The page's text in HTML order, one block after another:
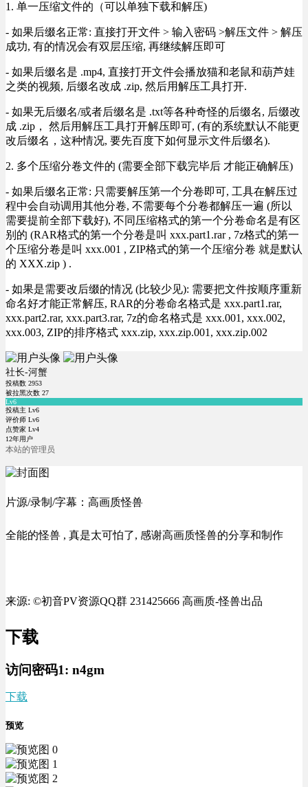
1. 单一压缩文件的（可以单独下载和解压)
- 如果后缀名正常: 直接打开文件 > 输入密码 >解压文件 > 解压
成功, 有的情况会有双层压缩, 再继续解压即可
- 如果后缀名是 .mp4, 直接打开文件会播放猫和老鼠和葫芦娃
之类的视频, 后缀名改成 .zip, 然后用解压工具打开.
- 如果无后缀名/或者后缀名是 .txt等各种奇怪的后缀名, 后缀改
成 .zip， 然后用解压工具打开解压即可, (有的系统默认不能更
改后缀名，这种情况, 要先百度下如何显示文件后缀名).
2. 多个压缩分卷文件的 (需要全部下载完毕后 才能正确解压)
- 如果后缀名正常: 只需要解压第一个分卷即可, 工具在解压过
程中会自动调用其他分卷, 不需要每个分卷都解压一遍 (所以
需要提前全部下载好), 不同压缩格式的第一个分卷命名是有区
别的 (RAR格式的第一个分卷是叫 xxx.part1.rar , 7z格式的第一
个压缩分卷是叫 xxx.001 , ZIP格式的第一个压缩分卷 就是默认
的 XXX.zip ) .
- 如果是需要改后缀的情况 (比较少见): 需要把文件按顺序重新
命名好才能正常解压, RAR的分卷命名格式是 xxx.part1.rar,
xxx.part2.rar, xxx.part3.rar, 7z的命名格式是 xxx.001, xxx.002,
xxx.003, ZIP的排序格式 xxx.zip, xxx.zip.001, xxx.zip.002
社长-河蟹
投稿数 2953
被拉黑次数 27
Lv6
投稿主 Lv6
评价师 Lv6
点赞家 Lv4
12年用户
本站的管理员
片源/录制/字幕：高画质怪兽
全能的怪兽 , 真是太可怕了, 感谢高画质怪兽的分享和制作
来源: ©初音PV资源QQ群 231425666 高画质-怪兽出品
下载
访问密码1: n4gm
下载
预览